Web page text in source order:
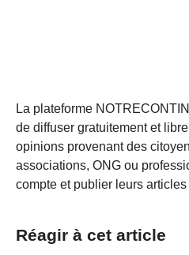
La plateforme
de diffuser gratuitement et
opinions provenant des
associations, ONG ou
compte et publier leurs articles
Réagir à cet article